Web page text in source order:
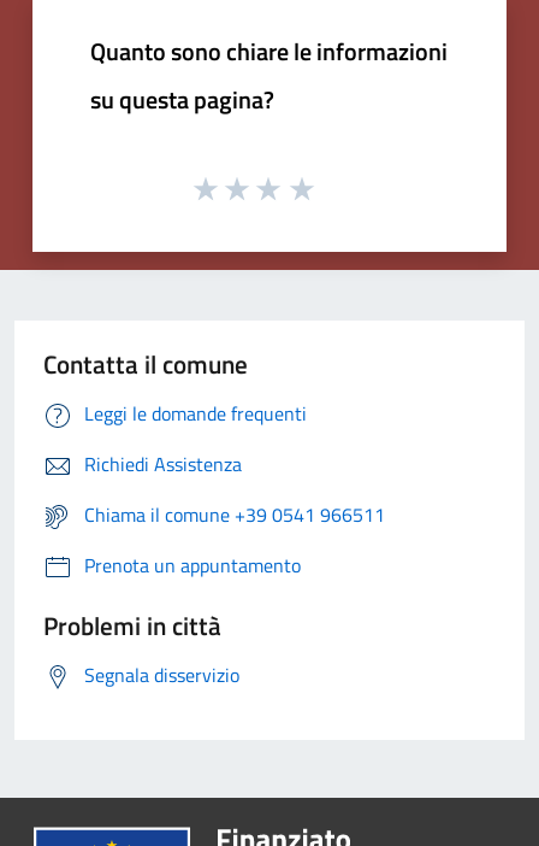
Quanto sono chiare le informazioni
su questa pagina?
Contatta il comune
Leggi le domande frequenti
Richiedi Assistenza
Chiama il comune +39 0541 966511
Prenota un appuntamento
Problemi in città
Segnala disservizio